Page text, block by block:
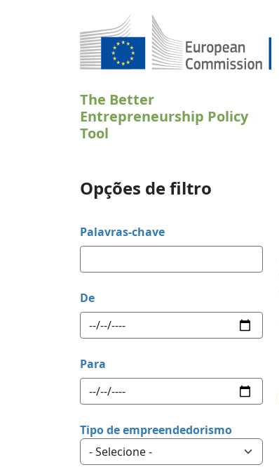
Passar para o conteúdo principal
The Better
Entrepreneurship Policy
Tool
Opções de filtro
Palavras-chave
De
Para
Tipo de empreendedorismo